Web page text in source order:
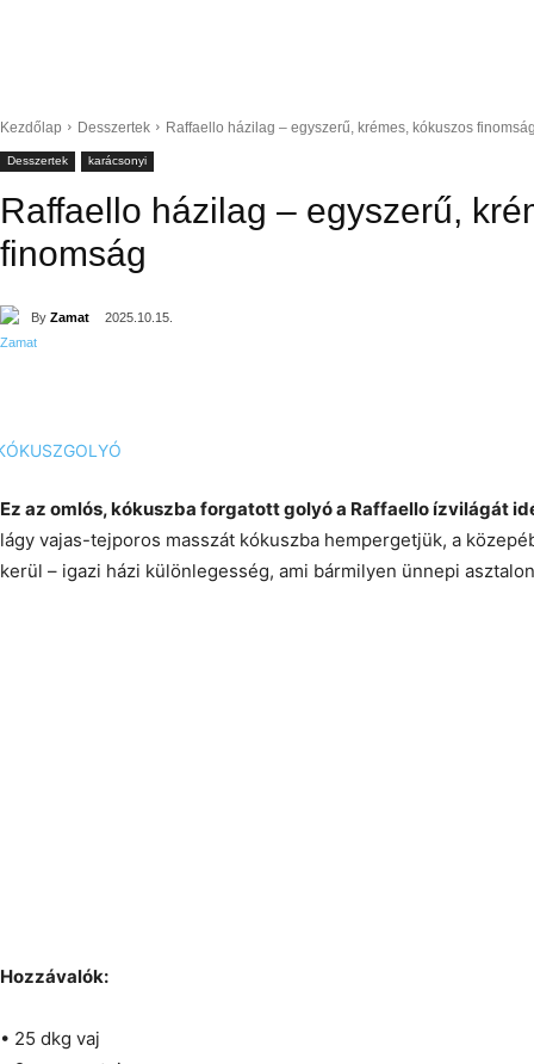
Kezdőlap Desszertek Raffaello házilag – egyszerű, krémes, kókuszos
Desszertek karácsonyi
Raffaello házilag – egyszerű,
finomság
By Zamat 2025.10.15.
Ez az omlós, kókuszba forgatott golyó a Raffaello ízvilágát
lágy vajas-tejporos masszát kókuszba hempergetjük, a
kerül – igazi házi különlegesség, ami bármilyen ünnepi
Hozzávalók:
• 25 dkg vaj